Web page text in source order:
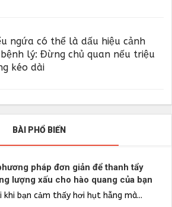
ngứa có thể là dấu hiệu cảnh
lý: Đừng chủ quan nếu triệu
kéo dài
BÀI PHỔ BIẾN
pháp đơn giản để thanh tẩy
lượng xấu cho hào quang của bạn
khi bạn cảm thấy hơi hụt hẫng mà...